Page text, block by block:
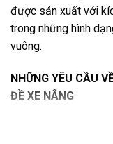
được sản xuất với
trong những hình
vuông.
NHỮNG YÊU CẦU
ĐỀ XE NÂNG
đề và khả năng này